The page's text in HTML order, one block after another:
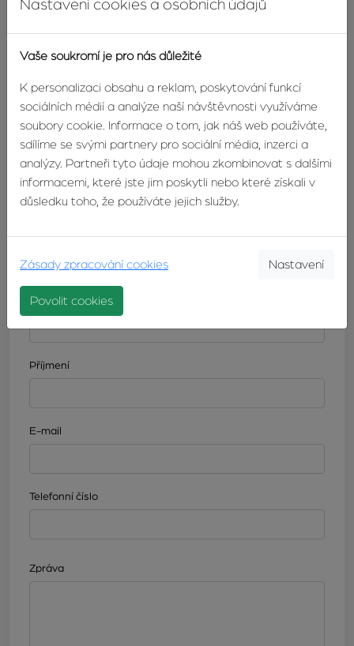
DETAIL
MAKLÉŘE
KONTAKTUJTE
MAKLÉŘE
se vám co nejdříve ozve.
Jméno
Příjmení
E-mail
Telefonní číslo
Zpráva
Nastavení cookies a osobních údajů
Vaše soukromí je pro nás důležité
K personalizaci obsahu a reklam, poskytování funkcí
sociálních médií a analýze naší návštěvnosti využíváme
soubory cookie. Informace o tom, jak náš web používáte,
sdílíme se svými partnery pro sociální média, inzerci a
analýzy. Partneři tyto údaje mohou zkombinovat s dalšími
informacemi, které jste jim poskytli nebo které získali v
důsledku toho, že používáte jejich služby.
Zásady zpracování cookies Nastavení
Povolit cookies